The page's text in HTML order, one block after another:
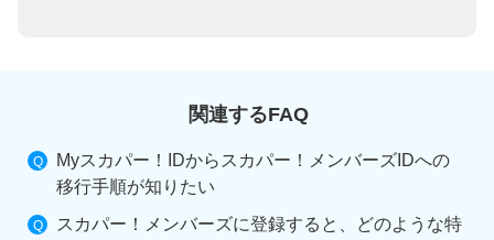
関連するFAQ
Myスカパー！IDからスカパー！メンバーズIDへの
移行手順が知りたい
スカパー！メンバーズに登録すると、どのような特